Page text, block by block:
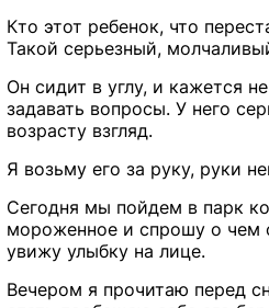
Кто этот ребенок, что
Такой серьезный,
Он сидит в углу, и кажется
задавать вопросы. У него
возрасту взгляд.
Я возьму его за руку, руки
Сегодня мы пойдем в парк
мороженное и спрошу о чем
увижу улыбку на лице.
Вечером я прочитаю перед